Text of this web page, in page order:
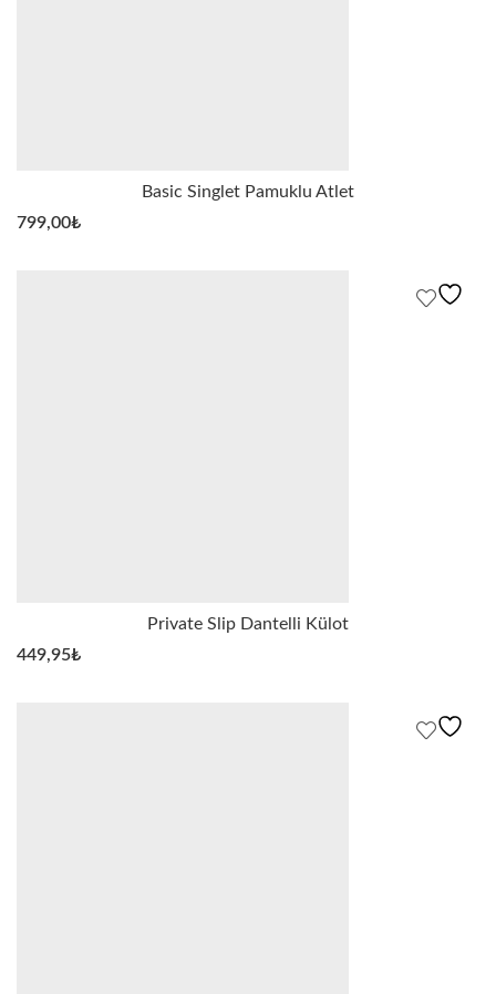
Basic Singlet Pamuklu Atlet
799,00₺
Private Slip Dantelli Külot
449,95₺